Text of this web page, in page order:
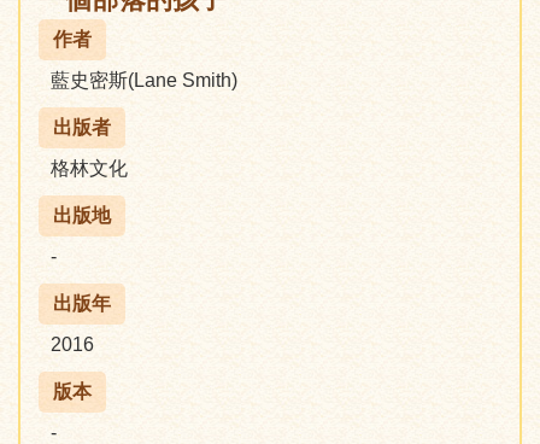
作者
藍史密斯(Lane Smith)
出版者
格林文化
出版地
-
出版年
2016
版本
-